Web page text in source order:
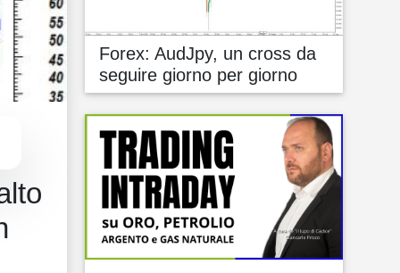
Forex: AudJpy, un cross da
seguire giorno per giorno